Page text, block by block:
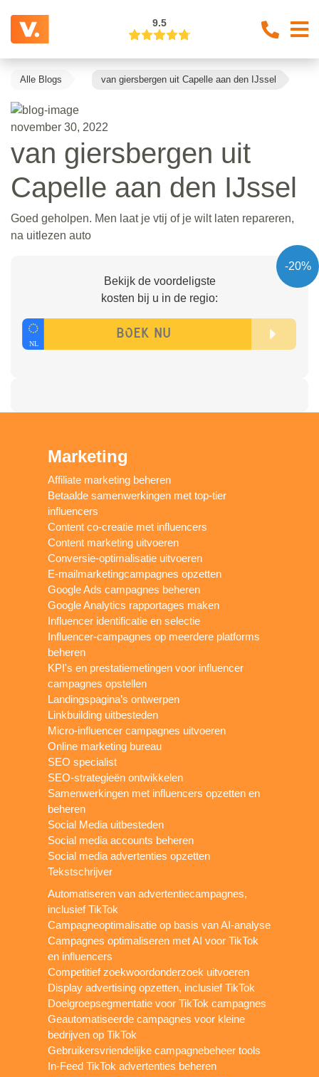
9.5
Alle Blogs van giersbergen uit Capelle aan den IJssel
november 30, 2022
van giersbergen uit
Capelle aan den IJssel
Goed geholpen. Men laat je vtij of je wilt laten repareren,
na uitlezen auto
-20%
Bekijk de voordeligste
kosten bij u in de regio:
Marketing
Affiliate marketing beheren
Betaalde samenwerkingen met top-tier
influencers
Content co-creatie met influencers
Content marketing uitvoeren
Conversie-optimalisatie uitvoeren
E-mailmarketingcampagnes opzetten
Google Ads campagnes beheren
Google Analytics rapportages maken
Influencer identificatie en selectie
Influencer-campagnes op meerdere platforms
beheren
KPI's en prestatiemetingen voor influencer
campagnes opstellen
Landingspagina’s ontwerpen
Linkbuilding uitbesteden
Micro-influencer campagnes uitvoeren
Online marketing bureau
SEO specialist
SEO-strategieën ontwikkelen
Samenwerkingen met influencers opzetten en
beheren
Social Media uitbesteden
Social media accounts beheren
Social media advertenties opzetten
Tekstschrijver
Automatiseren van advertentiecampagnes,
inclusief TikTok
Campagneoptimalisatie op basis van AI-analyse
Campagnes optimaliseren met AI voor TikTok
en influencers
Competitief zoekwoordonderzoek uitvoeren
Display advertising opzetten, inclusief TikTok
Doelgroepsegmentatie voor TikTok campagnes
Geautomatiseerde campagnes voor kleine
bedrijven op TikTok
Gebruikersvriendelijke campagnebeheer tools
In-Feed TikTok advertenties beheren